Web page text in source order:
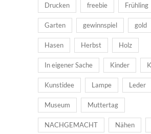
Drucken freebie Frühling
Garten gewinnspiel gold
Hasen Herbst Holz
In eigener Sache Kinder
Kunstidee Lampe Leder
Museum Muttertag
NACHGEMACHT Nähen